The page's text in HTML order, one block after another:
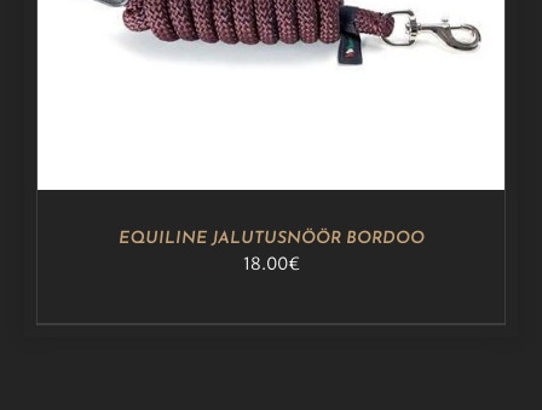
LISA KORVI / DETAILS
EQUILINE JALUTUSNÖÖR BORDOO
18.00€